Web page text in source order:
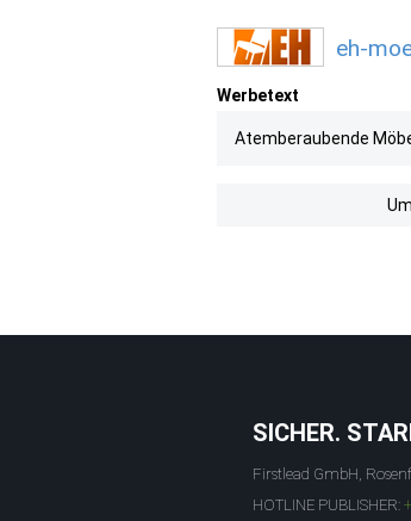
eh-
Werbetext
Atemberaubende
SICHER.
Firstlead GmbH,
HOTLINE PUBLISHER: